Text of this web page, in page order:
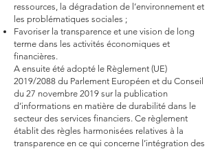
ressources, la dégradation de l’environnement et
les problématiques sociales ;
Favoriser la transparence et une vision de long
terme dans les activités économiques et
financières.
A ensuite été adopté le Règlement (UE)
2019/2088 du Parlement Européen et du Conseil
du 27 novembre 2019 sur la publication
d’informations en matière de durabilité dans le
secteur des services financiers. Ce règlement
établit des règles harmonisées relatives à la
transparence en ce qui concerne l’intégration des